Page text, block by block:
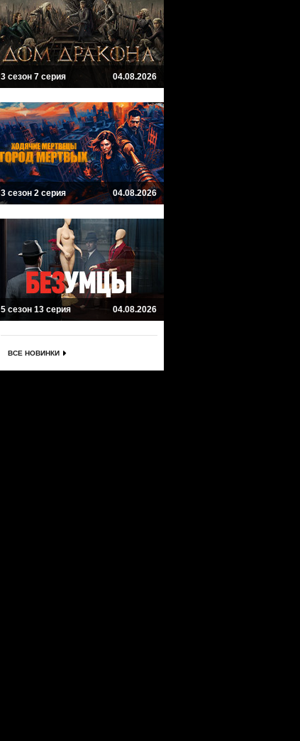
3 сезон 7 серия 04.08.2026
3 сезон 2 серия 04.08.2026
5 сезон 13 серия 04.08.2026
ВСЕ НОВИНКИ